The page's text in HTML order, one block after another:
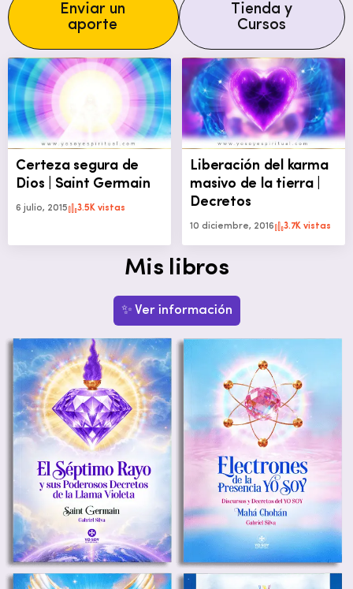
Enviar un
aporte
Tienda y
Cursos
Certeza segura de
Dios | Saint Germain
6 julio, 2015 3.5K vistas
Liberación del karma
masivo de la tierra |
Decretos
10 diciembre, 2016 3.7K vistas
Mis libros
✨ Ver información